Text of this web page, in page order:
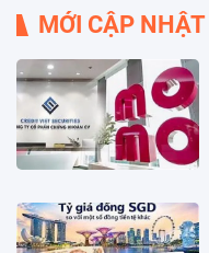
MỚI CẬP NHẬT